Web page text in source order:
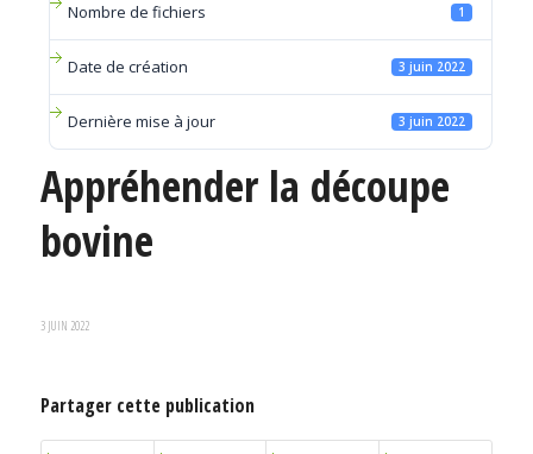
Nombre de fichiers 1
Date de création 3 juin 2022
Dernière mise à jour 3 juin 2022
Appréhender la découpe
bovine
3 JUIN 2022
Partager cette publication